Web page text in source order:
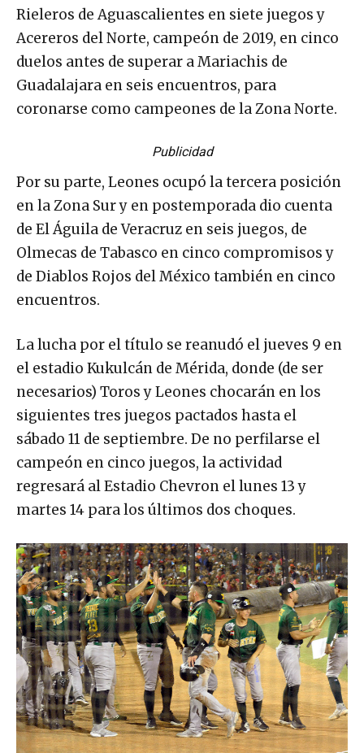
Rieleros de Aguascalientes en siete juegos y
Acereros del Norte, campeón de 2019, en cinco
duelos antes de superar a Mariachis de
Guadalajara en seis encuentros, para
coronarse como campeones de la Zona Norte.
Publicidad
Por su parte, Leones ocupó la tercera posición
en la Zona Sur y en postemporada dio cuenta
de El Águila de Veracruz en seis juegos, de
Olmecas de Tabasco en cinco compromisos y
de Diablos Rojos del México también en cinco
encuentros.
La lucha por el título se reanudó el jueves 9 en
el estadio Kukulcán de Mérida, donde (de ser
necesarios) Toros y Leones chocarán en los
siguientes tres juegos pactados hasta el
sábado 11 de septiembre. De no perfilarse el
campeón en cinco juegos, la actividad
regresará al Estadio Chevron el lunes 13 y
martes 14 para los últimos dos choques.